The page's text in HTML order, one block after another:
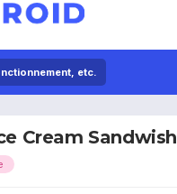
etc.
Cream Sandwish